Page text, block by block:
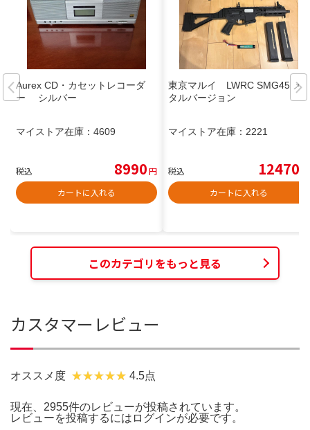
Aurex CD・カセットレコーダ
ー シルバー
マイストア在庫： 4609
税込 8990円
カートに入れる
東京マルイ LWRC SMG45 メ
タルバージョン
マイストア在庫： 2221
税込 12470
カートに入れる
このカテゴリをもっと見る
カスタマーレビュー
オススメ度 4.5点
現在、2955件のレビューが投稿されています。
レビューを投稿するには ログインが必要です。